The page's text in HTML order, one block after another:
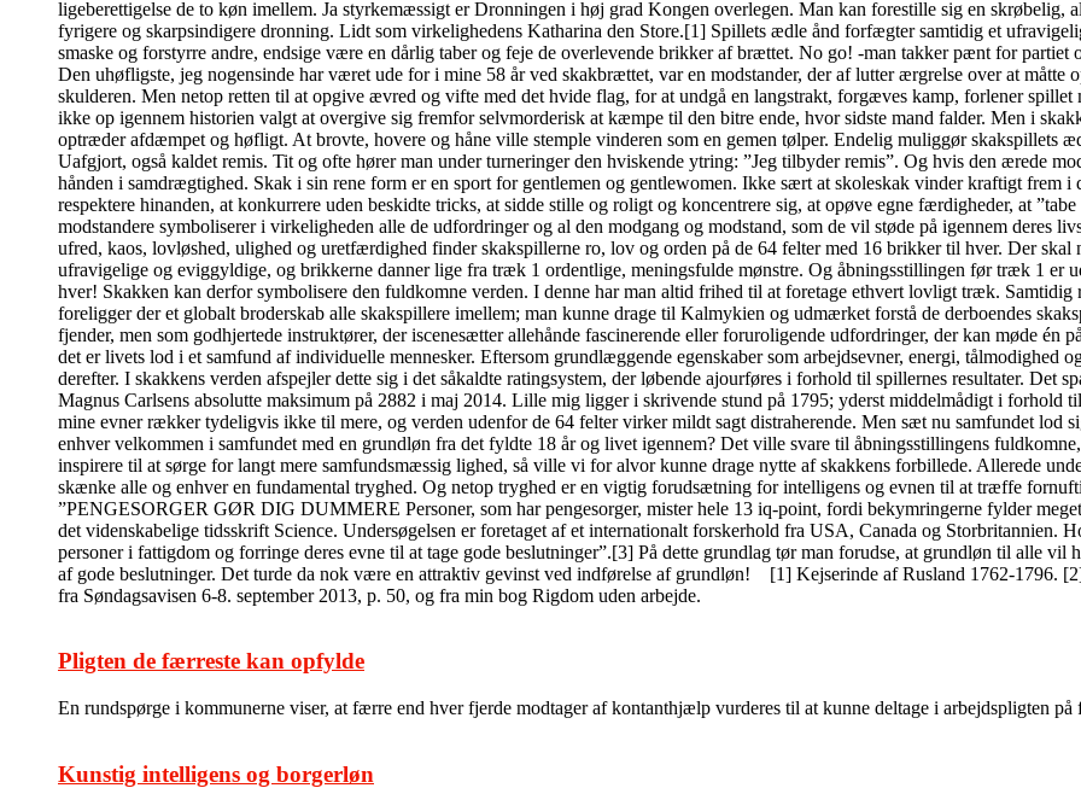
ligeberettigelse de to køn imellem. Ja styrkemæssigt er Dronningen i høj grad Kongen overlegen. Man kan forestille sig en skrøbelig,
fyrigere og skarpsindigere dronning. Lidt som virkelighedens Katharina den Store.[1] Spillets ædle ånd forfægter samtidig et
smaske og forstyrre andre, endsige være en dårlig taber og feje de overlevende brikker af brættet. No go! -man takker pænt for partiet
Den uhøfligste, jeg nogensinde har været ude for i mine 58 år ved skakbrættet, var en modstander, der af lutter ærgrelse over at måtte
skulderen. Men netop retten til at opgive ævred og vifte med det hvide flag, for at undgå en langstrakt, forgæves kamp, forlener
ikke op igennem historien valgt at overgive sig fremfor selvmorderisk at kæmpe til den bitre ende, hvor sidste mand falder. Men i
optræder afdæmpet og høfligt. At brovte, hovere og håne ville stemple vinderen som en gemen tølper. Endelig muliggør skakspillets
Uafgjort, også kaldet remis. Tit og ofte hører man under turneringer den hviskende ytring: ”Jeg tilbyder remis”. Og hvis den ærede
hånden i samdrægtighed. Skak i sin rene form er en sport for gentlemen og gentlewomen. Ikke sært at skoleskak vinder kraftigt frem
respektere hinanden, at konkurrere uden beskidte tricks, at sidde stille og roligt og koncentrere sig, at opøve egne færdigheder, at
modstandere symboliserer i virkeligheden alle de udfordringer og al den modgang og modstand, som de vil støde på igennem deres
ufred, kaos, lovløshed, ulighed og uretfærdighed finder skakspillerne ro, lov og orden på de 64 felter med 16 brikker til hver. Der
ufravigelige og eviggyldige, og brikkerne danner lige fra træk 1 ordentlige, meningsfulde mønstre. Og åbningsstillingen før træk 1
hver! Skakken kan derfor symbolisere den fuldkomne verden. I denne har man altid frihed til at foretage ethvert lovligt træk.
foreligger der et globalt broderskab alle skakspillere imellem; man kunne drage til Kalmykien og udmærket forstå de derboendes
fjender, men som godhjertede instruktører, der iscenesætter allehånde fascinerende eller foruroligende udfordringer, der kan møde én
det er livets lod i et samfund af individuelle mennesker. Eftersom grundlæggende egenskaber som arbejdsevner, energi, tålmodighed
derefter. I skakkens verden afspejler dette sig i det såkaldte ratingsystem, der løbende ajourføres i forhold til spillernes resultater. Det
Magnus Carlsens absolutte maksimum på 2882 i maj 2014. Lille mig ligger i skrivende stund på 1795; yderst middelmådigt i forhold
mine evner rækker tydeligvis ikke til mere, og verden udenfor de 64 felter virker mildt sagt distraherende. Men sæt nu samfundet lod
enhver velkommen i samfundet med en grundløn fra det fyldte 18 år og livet igennem? Det ville svare til åbningsstillingens
inspirere til at sørge for langt mere samfundsmæssig lighed, så ville vi for alvor kunne drage nytte af skakkens forbillede. Allerede
skænke alle og enhver en fundamental tryghed. Og netop tryghed er en vigtig forudsætning for intelligens og evnen til at træffe
”PENGESORGER GØR DIG DUMMERE Personer, som har pengesorger, mister hele 13 iq-point, fordi bekymringerne fylder
det videnskabelige tidsskrift Science. Undersøgelsen er foretaget af et internationalt forskerhold fra USA, Canada og Storbritannien.
personer i fattigdom og forringe deres evne til at tage gode beslutninger”.[3] På dette grundlag tør man forudse, at grundløn til alle vil
af gode beslutninger. Det turde da nok være en attraktiv gevinst ved indførelse af grundløn! [1] Kejserinde af Rusland 1762-1796.
fra Søndagsavisen 6-8. september 2013, p. 50, og fra min bog Rigdom uden arbejde.
Pligten de færreste kan opfylde
En rundspørge i kommunerne viser, at færre end hver fjerde modtager af kontanthjælp vurderes til at kunne deltage i arbejdspligten på
Kunstig intelligens og borgerløn